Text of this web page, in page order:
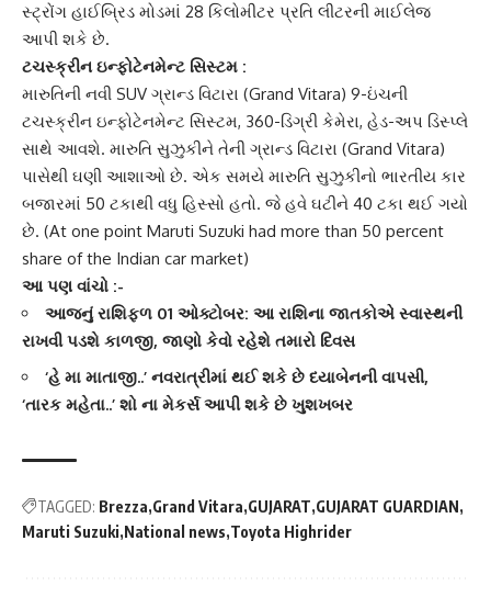
સ્ટ્રોંગ હાઈબ્રિડ મોડમાં 28 કિલોમીટર પ્રતિ લીટરની માઈલેજ
આપી શકે છે.
ટચસ્ક્રીન ઇન્ફોટેનમેન્ટ સિસ્ટમ :
મારુતિની નવી SUV ગ્રાન્ડ વિટારા (Grand Vitara) 9-ઇંચની
ટચસ્ક્રીન ઇન્ફોટેનમેન્ટ સિસ્ટમ, 360-ડિગ્રી કેમેરા, હેડ-અપ ડિસ્પ્લે
સાથે આવશે. મારુતિ સુઝુકીને તેની ગ્રાન્ડ વિટારા (Grand Vitara)
પાસેથી ઘણી આશાઓ છે. એક સમયે મારુતિ સુઝુકીનો ભારતીય કાર
બજારમાં 50 ટકાથી વધુ હિસ્સો હતો. જે હવે ઘટીને 40 ટકા થઈ ગયો
છે. (At one point Maruti Suzuki had more than 50 percent
share of the Indian car market)
આ પણ વાંચો :-
આજનું રાશિફળ 01 ઓક્ટોબર: આ રાશિના જાતકોએ સ્વાસ્થની
રાખવી પડશે કાળજી, જાણો કેવો રહેશે તમારો દિવસ
‘હે મા માતાજી..’ નવરાત્રીમાં થઈ શકે છે દયાબેનની વાપસી,
‘તારક મહેતા..’ શો ના મેકર્સ આપી શકે છે ખુશખબર
TAGGED: Brezza Grand Vitara GUJARAT GUJARAT GUARDIAN
Maruti Suzuki National news Toyota Highrider